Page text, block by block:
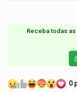
Receba todas
0